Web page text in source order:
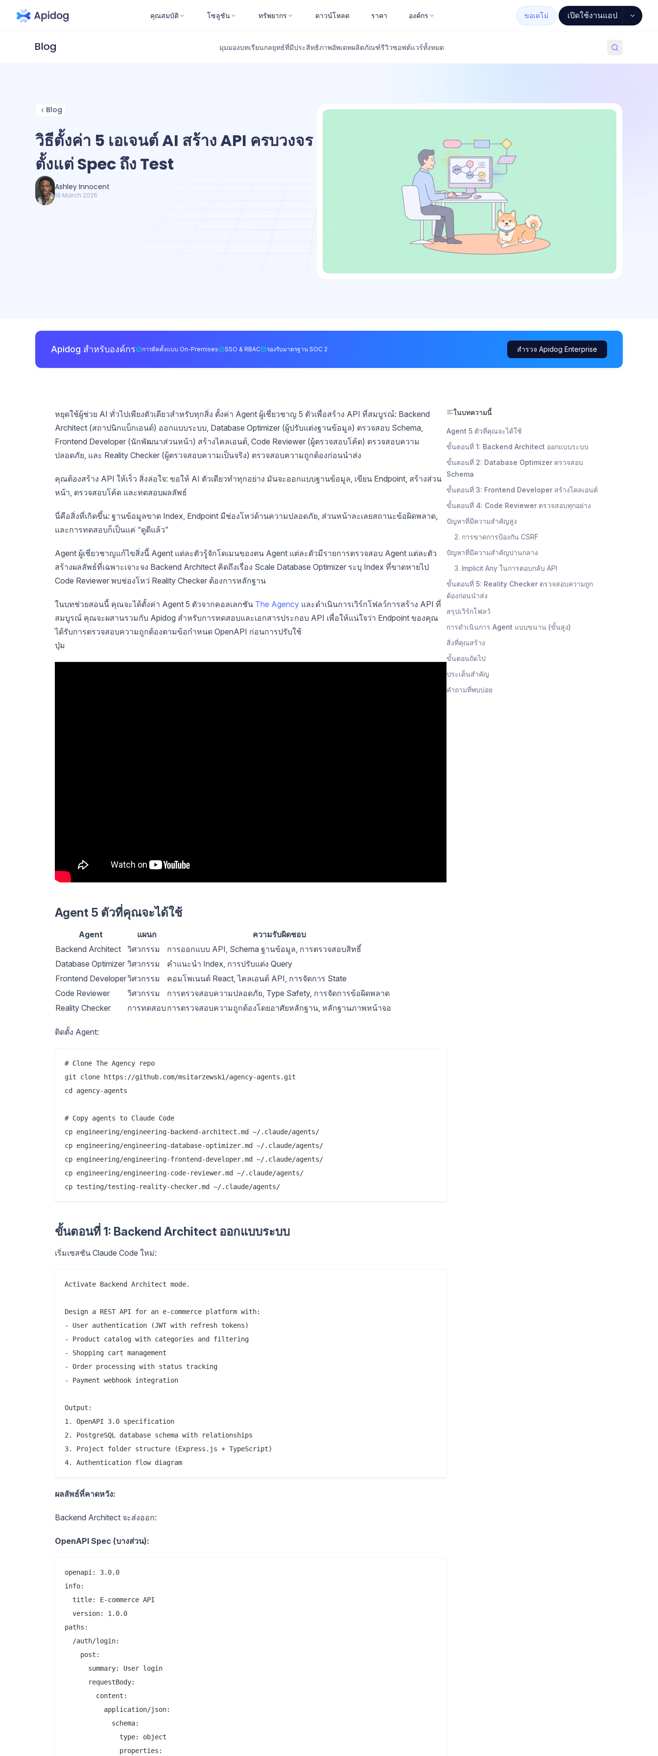
คุณสมบัติ โซลูชัน ทรัพยากร ดาวน์โหลด ราคา องค์กร ขอเดโม่ เปิดใช้งานแอป
มุมมองบทเรียนกลยุทธ์ที่มีประสิทธิภาพอัพเดทผลิตภัณฑ์รีวิวซอฟต์แวร์ทั้งหมด
Blog
วิธีตั้งค่า 5 เอเจนต์ AI สร้าง API ครบวงจร
ตั้งแต่ Spec ถึง Test
Ashley Innocent
19 March 2026
Apidog สำหรับองค์กร การติดตั้งแบบ On-Premises SSO & RBAC รองรับมาตรฐาน SOC 2 สำรวจ Apidog Enterprise
หยุดใช้ผู้ช่วย AI ทั่วไปเพียงตัวเดียวสำหรับทุกสิ่ง ตั้งค่า Agent ผู้เชี่ยวชาญ 5 ตัวเพื่อสร้าง API ที่สมบูรณ์: Backend
Architect (สถาปนิกแบ็กเอนด์) ออกแบบระบบ, Database Optimizer (ผู้ปรับแต่งฐานข้อมูล) ตรวจสอบ Schema,
Frontend Developer (นักพัฒนาส่วนหน้า) สร้างไคลเอนต์, Code Reviewer (ผู้ตรวจสอบโค้ด) ตรวจสอบความ
ปลอดภัย, และ Reality Checker (ผู้ตรวจสอบความเป็นจริง) ตรวจสอบความถูกต้องก่อนนำส่ง
คุณต้องสร้าง API ให้เร็ว สิ่งล่อใจ: ขอให้ AI ตัวเดียวทำทุกอย่าง มันจะออกแบบฐานข้อมูล, เขียน Endpoint, สร้างส่วน
หน้า, ตรวจสอบโค้ด และทดสอบผลลัพธ์
นี่คือสิ่งที่เกิดขึ้น: ฐานข้อมูลขาด Index, Endpoint มีช่องโหว่ด้านความปลอดภัย, ส่วนหน้าละเลยสถานะข้อผิดพลาด,
และการทดสอบก็เป็นแค่ “ดูดีแล้ว”
Agent ผู้เชี่ยวชาญแก้ไขสิ่งนี้ Agent แต่ละตัวรู้จักโดเมนของตน Agent แต่ละตัวมีรายการตรวจสอบ Agent แต่ละตัว
สร้างผลลัพธ์ที่เฉพาะเจาะจง Backend Architect คิดถึงเรื่อง Scale Database Optimizer ระบุ Index ที่ขาดหายไป
Code Reviewer พบช่องโหว่ Reality Checker ต้องการหลักฐาน
ในบทช่วยสอนนี้ คุณจะได้ตั้งค่า Agent 5 ตัวจากคอลเลกชัน The Agency และดำเนินการเวิร์กโฟลว์การสร้าง API ที่
สมบูรณ์ คุณจะผสานรวมกับ Apidog สำหรับการทดสอบและเอกสารประกอบ API เพื่อให้แน่ใจว่า Endpoint ของคุณ
ได้รับการตรวจสอบความถูกต้องตามข้อกำหนด OpenAPI ก่อนการปรับใช้
ปุ่ม
Agent 5 ตัวที่คุณจะได้ใช้
Agent แผนก
ความรับผิดชอบ
Backend Architect
วิศวกรรม
การออกแบบ API, Schema ฐานข้อมูล, การตรวจสอบสิทธิ์
Database Optimizer วิศวกรรม
คำแนะนำ Index, การปรับแต่ง Query
Frontend Developerวิศวกรรม
คอมโพเนนต์ React, ไคลเอนต์ API, การจัดการ State
Code Reviewer
วิศวกรรม
การตรวจสอบความปลอดภัย, Type Safety, การจัดการข้อผิดพลาด
Reality Checker
การทดสอบ การตรวจสอบความถูกต้องโดยอาศัยหลักฐาน, หลักฐานภาพหน้าจอ
ติดตั้ง Agent:
# Clone The Agency repo
git clone https://github.com/msitarzewski/agency-agents.git
cd agency-agents
# Copy agents to Claude Code
cp engineering/engineering-backend-architect.md ~/.claude/agents/
cp engineering/engineering-database-optimizer.md ~/.claude/agents/
cp engineering/engineering-frontend-developer.md ~/.claude/agents/
cp engineering/engineering-code-reviewer.md ~/.claude/agents/
ขั้นตอนที่ 1: Backend Architect ออกแบบระบบ
เริ่มเซสชัน Claude Code ใหม่:
Activate Backend Architect mode.
Design a REST API for an e-commerce platform with:
- User authentication (JWT with refresh tokens)
- Product catalog with categories and filtering
- Shopping cart management
- Order processing with status tracking
- Payment webhook integration
Output:
1. OpenAPI 3.0 specification
2. PostgreSQL database schema with relationships
3. Project folder structure (Express.js + TypeScript)
ผลลัพธ์ที่คาดหวัง:
Backend Architect จะส่งออก:
OpenAPI Spec (บางส่วน):
openapi: 3.0.0
info:
  title: E-commerce API
  version: 1.0.0
paths:
  /auth/login:
    post:
      summary: User login
      requestBody:
        content:
          application/json:
            schema:
              type: object
              properties:
ในบทความนี้
Agent 5 ตัวที่คุณจะได้ใช้
ขั้นตอนที่ 1: Backend Architect ออกแบบระบบ
ขั้นตอนที่ 2: Database Optimizer ตรวจสอบ
Schema
ขั้นตอนที่ 3: Frontend Developer สร้างไคลเอนต์
ขั้นตอนที่ 4: Code Reviewer ตรวจสอบทุกอย่าง
ปัญหาที่มีความสำคัญสูง
2. การขาดการป้องกัน CSRF
ปัญหาที่มีความสำคัญปานกลาง
3. Implicit Any ในการตอบกลับ API
ขั้นตอนที่ 5: Reality Checker ตรวจสอบความถูก
ต้องก่อนนำส่ง
สรุปเวิร์กโฟลว์
การดำเนินการ Agent แบบขนาน (ขั้นสูง)
สิ่งที่คุณสร้าง
ขั้นตอนถัดไป
ประเด็นสำคัญ
คำถามที่พบบ่อย